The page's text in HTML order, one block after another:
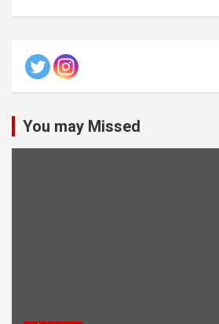
You may Missed